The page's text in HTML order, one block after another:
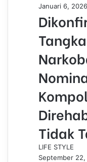
Januari 6, 2026
Tidak
LIFE STYLE
September